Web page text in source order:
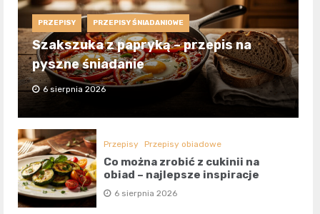
PRZEPISY PRZEPISY ŚNIADANIOWE
Szakszuka z papryką – przepis na
pyszne śniadanie
6 sierpnia 2026
Przepisy Przepisy obiadowe
Co można zrobić z cukinii na
obiad – najlepsze inspiracje
6 sierpnia 2026